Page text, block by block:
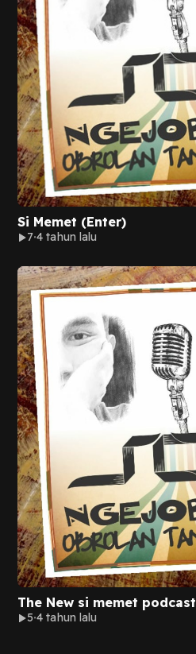
Si Memet (Enter)
7 4 tahun lalu
The New si memet podcast
5 4 tahun lalu